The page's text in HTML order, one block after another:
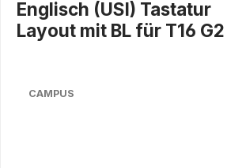
Englisch (USI) Tastatur
Layout mit BL für T16 G2
CAMPUS